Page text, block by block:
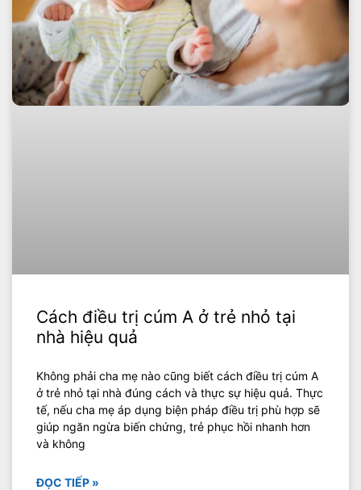
Cách điều trị cúm A ở trẻ nhỏ tại
nhà hiệu quả
Không phải cha mẹ nào cũng biết cách điều trị cúm A
ở trẻ nhỏ tại nhà đúng cách và thực sự hiệu quả. Thực
tế, nếu cha mẹ áp dụng biện pháp điều trị phù hợp sẽ
giúp ngăn ngừa biến chứng, trẻ phục hồi nhanh hơn
và không
ĐỌC TIẾP »